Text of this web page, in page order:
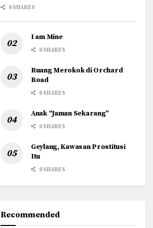
0 SHARES
I am Mine
0 SHARES
Ruang Merokok di Orchard
Road
0 SHARES
Anak “Jaman Sekarang”
0 SHARES
Geylang, Kawasan Prostitusi
Itu
0 SHARES
Recommended